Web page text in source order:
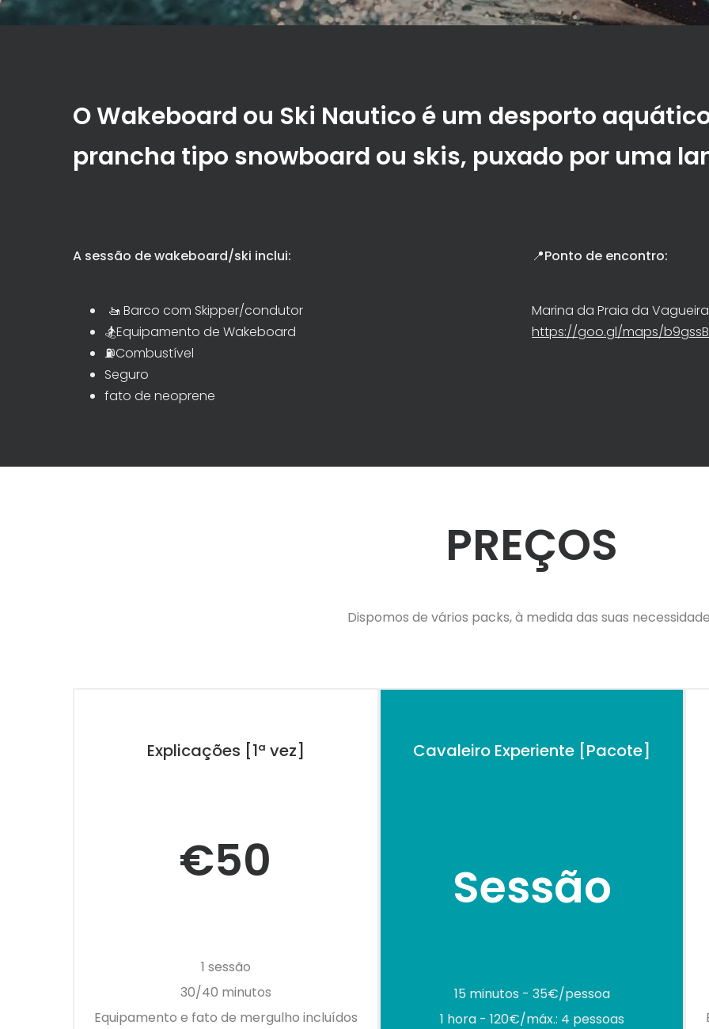
O Wakeboard ou Ski Nautico é um desporto
prancha tipo snowboard ou skis, puxado por uma
A sessão de wakeboard/ski inclui:
🚤 Barco com Skipper/condutor
🏂Equipamento de Wakeboard
⛽️Combustível
Seguro
fato de neoprene
📍Ponto de encontro:
Marina da Praia da Vagueira
https://goo.gl/maps/
PREÇOS
Dispomos de vários packs, à medida das suas
Explicações [1ª vez]
€50
1 sessão
30/40 minutos
Equipamento e fato de mergulho incluídos
Cavaleiro Experiente [Pacote]
Sessão
15 minutos - 35€/pessoa
1 hora - 120€/máx.: 4 pessoas